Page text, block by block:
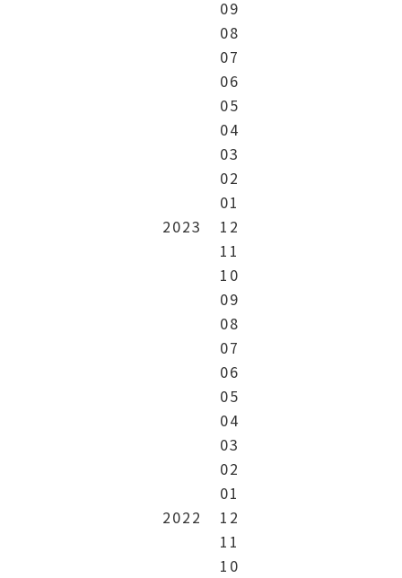
09
08
07
06
05
04
03
02
01
2023
12
11
10
09
08
07
06
05
04
03
02
01
2022
12
11
10